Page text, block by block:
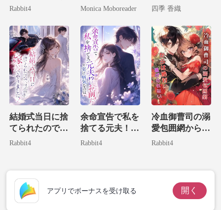
子の存在は絶対
Rabbit4
全部盛りの私が
されました。
Monica Moboreader
には
四季 香織
結婚式当日に捨
てられたので、
そいつの宿敵に
Rabbit4
余命宣告で私を
捨てる元夫！？
実は病気なのは
Rabbit4
冷血御曹司の溺
愛包囲網からは
絶対に逃げられ
Rabbit4
アプリでボーナスを受け取る 開く